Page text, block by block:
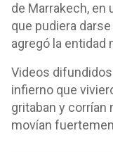
de Marrakech, en
que pudiera
agregó la entidad
Videos
infierno que
gritaban y
movían